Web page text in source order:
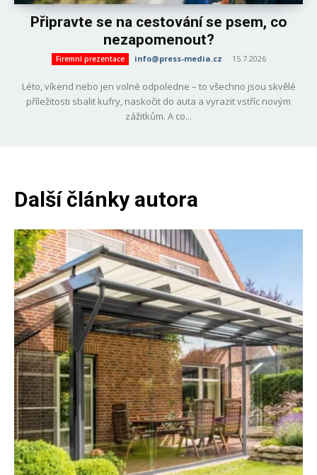
Připravte se na cestování se psem, co
nezapomenout?
Firemní prezentace info@press-media.cz - 15.7.2026
Léto, víkend nebo jen volné odpoledne – to všechno jsou skvělé
příležitosti sbalit kufry, naskočit do auta a vyrazit vstříc novým
zážitkům. A co...
Další články autora